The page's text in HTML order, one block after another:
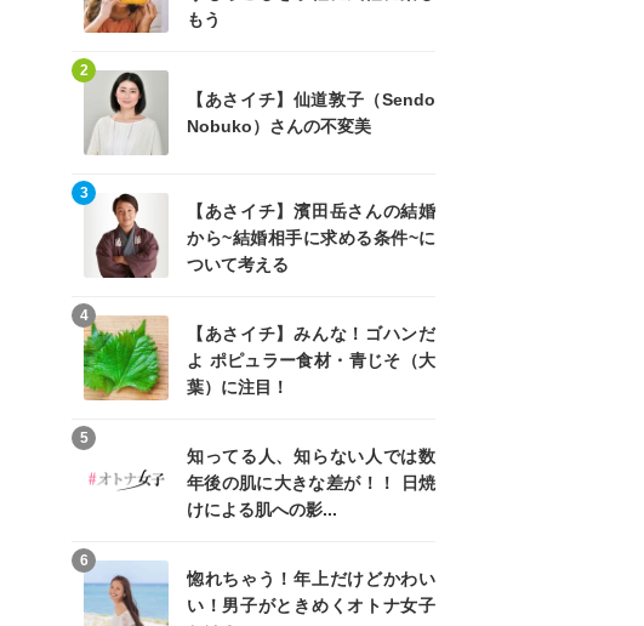
もう
【あさイチ】仙道敦子（Sendo
Nobuko）さんの不変美
2
【あさイチ】濱田岳さんの結婚
から~結婚相手に求める条件~に
ついて考える
3
【あさイチ】みんな！ゴハンだ
よ ポピュラー食材・青じそ（大
葉）に注目！
4
知ってる人、知らない人では数
年後の肌に大きな差が！！ 日焼
けによる肌への影...
5
惚れちゃう！年上だけどかわい
い！男子がときめくオトナ女子
6